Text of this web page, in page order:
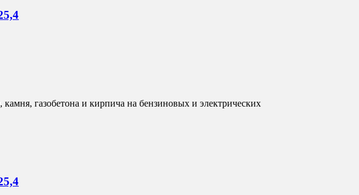
газобетона и кирпича на бензиновых и электрических